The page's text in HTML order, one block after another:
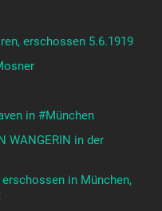
erschossen 5.6.1919
in #München
WANGERIN in der
in München,